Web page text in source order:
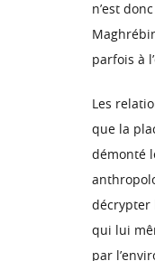
n’est
parfois à
Les
que la
démonté
décrypter
qui lui
par